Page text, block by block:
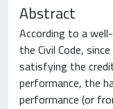
Abstract
According to a
the Civil Code,
satisfying the
performance, the
performance (or